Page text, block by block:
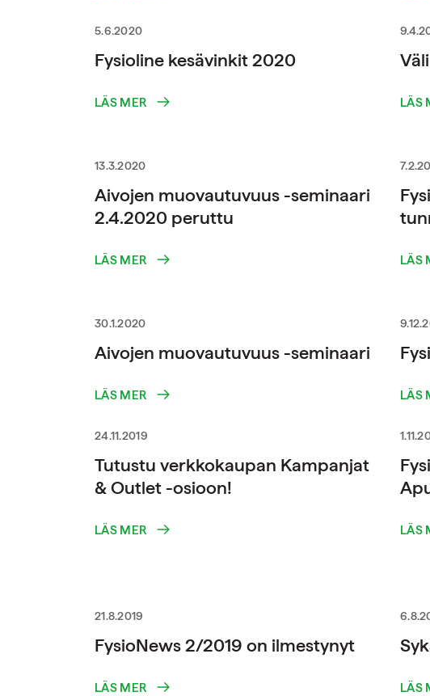
5.6.2020
Fysioline kesävinkit 2020
LÄS MER LÄS
13.3.2020
Aivojen muovautuvuus -seminaari
2.4.2020 peruttu
LÄS MER LÄS
30.1.2020
Aivojen muovautuvuus -seminaari
LÄS MER LÄS
24.11.2019
Tutustu verkkokaupan Kampanjat
& Outlet -osioon!
LÄS MER LÄS
21.8.2019
FysioNews 2/2019 on ilmestynyt
LÄS MER LÄS